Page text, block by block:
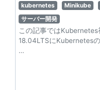
kubernetes Minikube
サーバー開発
この記事では
18.04LTSにKubernetes
…